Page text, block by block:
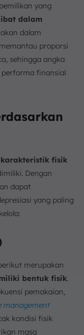
yang
dalam
dalam
proporsi
sehingga angka
finansial
karakteristik fisik
Dengan
dapat
yang paling
merupakan
bentuk fisik.
pemakaian,
management
kondisi fisik
masa